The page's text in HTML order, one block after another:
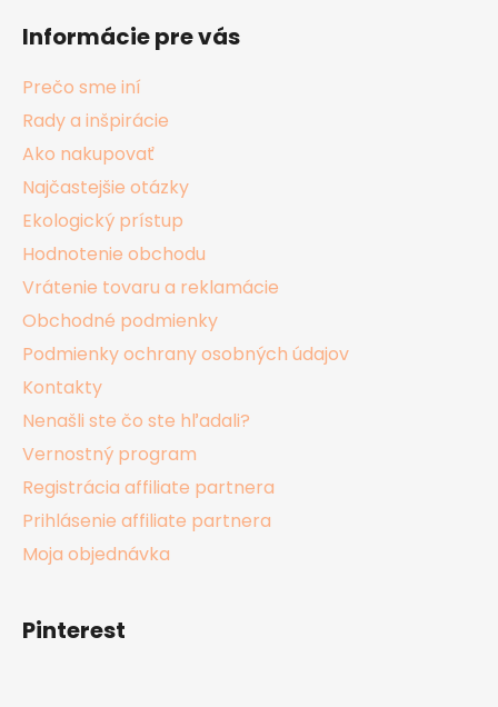
Informácie pre vás
Prečo sme iní
Rady a inšpirácie
Ako nakupovať
Najčastejšie otázky
Ekologický prístup
Hodnotenie obchodu
Vrátenie tovaru a reklamácie
Obchodné podmienky
Podmienky ochrany osobných údajov
Kontakty
Nenašli ste čo ste hľadali?
Vernostný program
Registrácia affiliate partnera
Prihlásenie affiliate partnera
Moja objednávka
Pinterest